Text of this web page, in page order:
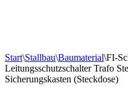
Start\Stallbau\Baumaterial\FI-
Leitungsschutzschalter Trafo
Sicherungskasten (Steckdose)